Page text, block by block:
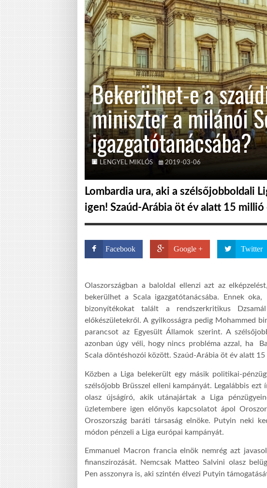
Bekerülhet-e a
miniszter a milánói
igazgatótanácsába?
LENGYEL MIKLÓS 2019-03-06
Lombardia ura, aki a szélsőjobboldali
igen! Szaúd-Arábia öt év alatt 15
Facebook Google + Twitter
Olaszországban a baloldal ellenzi azt az
bekerülhet a Scala igazgatótanácsába. Ennek
bizonyítékokat talált a rendszerkritikus
előkészületekről. A gyilkosságra pedig Mohammed
parancsot az Egyesült Államok szerint. A
azonban úgy véli, hogy nincs probléma azzal, ha
Scala döntéshozói között. Szaúd-Arábia öt év alatt
Közben a Liga belekerült egy másik politikai-
szélsőjobb Brüsszel elleni kampányát. Legalábbis ezt
olasz újságíró, akik utánajártak a Liga
üzletembere igen előnyös kapcsolatot ápol
Oroszország baráti társaság elnöke. Putyin neki
módon pénzeli a Liga európai kampányát.
Emmanuel Macron francia elnök nemrég azt
finanszírozását. Nemcsak Matteo Salvini olasz
Pen asszonyra is, aki szintén élvezi Putyin